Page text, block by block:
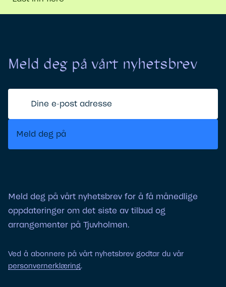
Meld deg på vårt nyhetsbrev
post
adresse
Meld deg på
Meld deg på vårt nyhetsbrev for å få månedlige
oppdateringer om det siste av tilbud og
arrangementer på Tjuvholmen.
Ved å abonnere på vårt nyhetsbrev godtar du vår
personvernerklæring.